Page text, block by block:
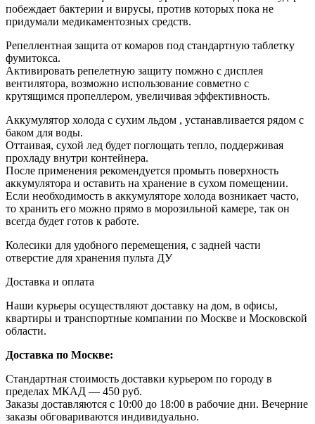
побеждает бактерии и вирусы, против которых пока не
придумали медикаментозных средств.
Репеллентная защита от комаров под стандартную таблетку
фумитокса.
Активировать репелетную защиту помжно с дисплея
вентилятора, возможно использование совметно с
крутящимся пропеллером, увеличивая эффективность.
Аккумулятор холода с сухим льдом , устанавливается рядом с
баком для воды.
Оттаивая, сухой лед будет поглощать тепло, поддерживая
прохладу внутри контейнера.
После применения рекомендуется промыть поверхность
аккумулятора и оставить на хранение в сухом помещении.
Если необходимость в аккумуляторе холода возникает часто,
то хранить его можно прямо в морозильной камере, так он
всегда будет готов к работе.
Колесики для удобного перемещения, с задней части
отверстие для хранения пульта ДУ
Доставка и оплата
Наши курьеры осуществляют доставку на дом, в офисы,
квартиры и транспортные компании по Москве и Московской
области.
Доставка по Москве:
Стандартная стоимость доставки курьером по городу в
пределах МКАД — 450 руб.
Заказы доставляются с 10:00 до 18:00 в рабочие дни. Вечерние
заказы обговариваются индивидуально.